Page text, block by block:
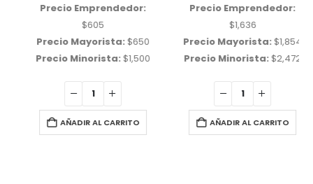
Precio Emprendedor:
605
Precio Mayorista:$650
Precio Minorista:$1,500
AÑADIR AL CARRITO
Precio Emprendedor:
1,636
Precio Mayorista:$1,854
Precio Minorista:$2,472
AÑADIR AL CARRITO